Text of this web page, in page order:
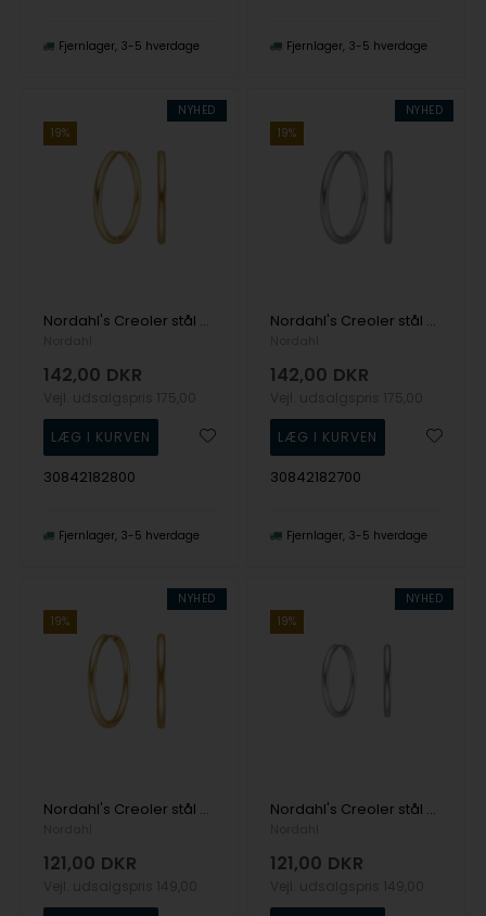
Fjernlager 3-5 hverdage Fjernlager 3-5 hverdage
NYHED
19%
Nordahl's Creoler stål 30mm IP gold CALMA
142,00 DKR
30842182800
Fjernlager 3-5 hverdage
NYHED
19%
Nordahl's Creoler stål 30mm CALMA
142,00 DKR
30842182700
Fjernlager 3-5 hverdage
NYHED
19%
Nordahl's Creoler stål 25mm IP gold CALMA
121,00 DKR
NYHED
19%
Nordahl's Creoler stål 25mm CALMA
121,00 DKR